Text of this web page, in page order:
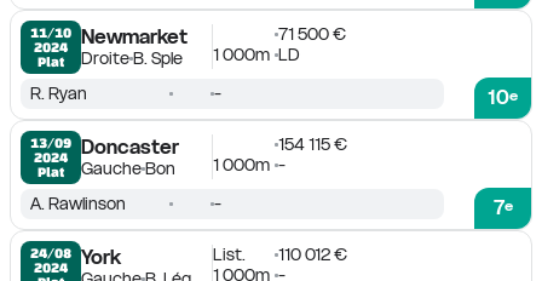
11/10
2024
Plat
Newmarket
DroiteB. Sple
71 500 €
1 000m LD
10e
R. Ryan -
13/09
2024
Plat
Doncaster
GaucheBon
154 115 €
1 000m -
7e
A. Rawlinson -
24/08
2024
York List.
110 012 €
1 000m -